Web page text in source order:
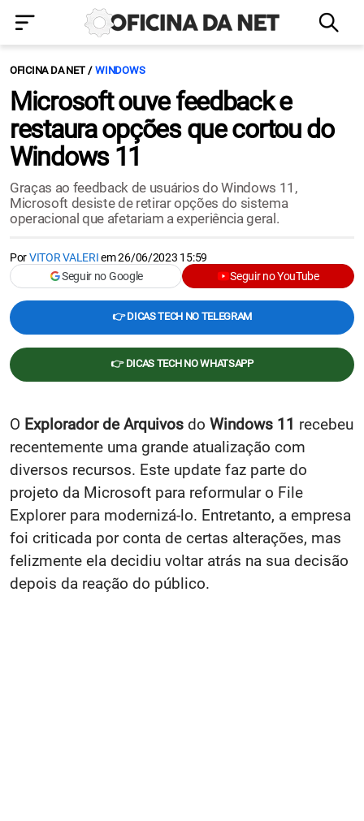
OFICINA DA NET WINDOWS
Microsoft ouve feedback e
restaura opções que cortou do
Windows 11
Graças ao feedback de usuários do Windows 11,
Microsoft desiste de retirar opções do sistema
operacional que afetariam a experiência geral.
PorVITOR VALERIem26/06/2023 15:59
Seguir no Google
Seguir no YouTube
👉 DICAS TECH NO TELEGRAM
👉 DICAS TECH NO WHATSAPP
O Explorador de Arquivos do Windows 11 recebeu
recentemente uma grande atualização com
diversos recursos. Este update faz parte do
projeto da Microsoft para reformular o File
Explorer para modernizá-lo. Entretanto, a empresa
foi criticada por conta de certas alterações, mas
felizmente ela decidiu voltar atrás na sua decisão
depois da reação do público.